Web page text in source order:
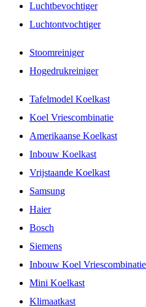
Luchtbevochtiger
Luchtontvochtiger
Stoomreiniger
Hogedrukreiniger
Tafelmodel Koelkast
Koel Vriescombinatie
Amerikaanse Koelkast
Inbouw Koelkast
Vrijstaande Koelkast
Samsung
Haier
Bosch
Siemens
Inbouw Koel Vriescombinatie
Mini Koelkast
Klimaatkast